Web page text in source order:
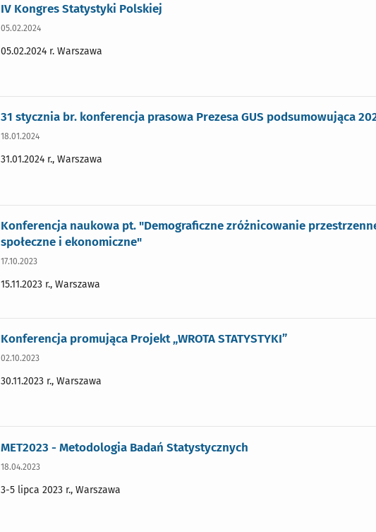
IV Kongres Statystyki Polskiej
05.02.2024
05.02.2024 r. Warszawa
31 stycznia br. konferencja prasowa Prezesa GUS podsumowująca
18.01.2024
31.01.2024 r., Warszawa
Konferencja naukowa pt. "Demograficzne zróżnicowanie
społeczne i ekonomiczne"
17.10.2023
15.11.2023 r., Warszawa
Konferencja promująca Projekt „WROTA STATYSTYKI”
02.10.2023
30.11.2023 r., Warszawa
MET2023 - Metodologia Badań Statystycznych
18.04.2023
3-5 lipca 2023 r., Warszawa